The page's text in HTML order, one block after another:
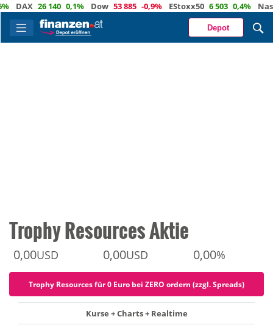
26 140 0,1% Dow 53 885 -0,9% EStoxx50 6 503 0,4% Nasdaq
Depot
Trophy Resources Aktie
0,00USD 0,00USD 0,00%
Trophy Resources für 0 Euro bei ZERO ordern (zzgl. Spreads)
Kurse + Charts + Realtime